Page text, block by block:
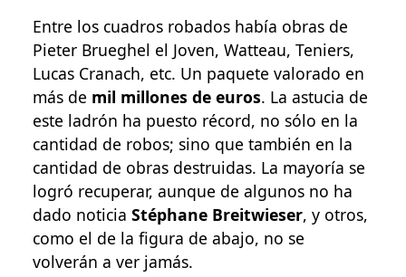
Entre los cuadros robados había obras de
Pieter Brueghel el Joven, Watteau, Teniers,
Lucas Cranach, etc. Un paquete valorado en
más de mil millones de euros. La astucia de
este ladrón ha puesto récord, no sólo en la
cantidad de robos; sino que también en la
cantidad de obras destruidas. La mayoría se
logró recuperar, aunque de algunos no ha
dado noticia Stéphane Breitwieser, y otros,
como el de la figura de abajo, no se
volverán a ver jamás.